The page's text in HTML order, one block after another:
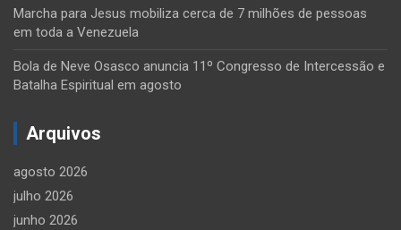
Marcha para Jesus mobiliza cerca de 7 milhões de pessoas
em toda a Venezuela
Bola de Neve Osasco anuncia 11º Congresso de Intercessão e
Batalha Espiritual em agosto
Arquivos
agosto 2026
julho 2026
junho 2026